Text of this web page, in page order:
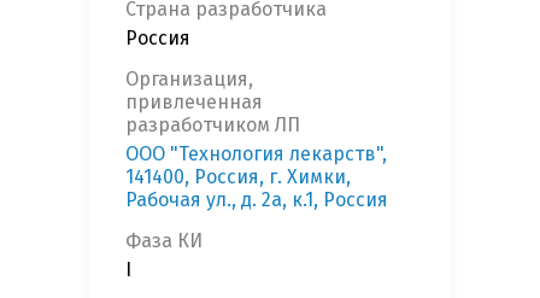
Страна разработчика
Россия
Организация,
привлеченная
разработчиком ЛП
ООО "Технология лекарств",
141400, Россия, г. Химки,
Рабочая ул., д. 2а, к.1, Россия
Фаза КИ